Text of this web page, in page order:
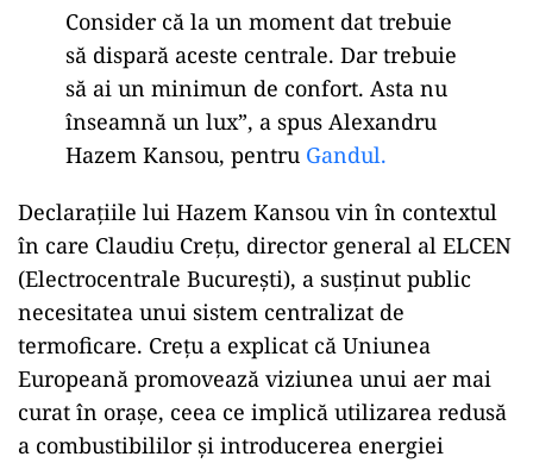
Consider că la un moment dat trebuie
să dispară aceste centrale. Dar trebuie
să ai un minimun de confort. Asta nu
înseamnă un lux”, a spus Alexandru
Hazem Kansou, pentru Gandul.
Declarațiile lui Hazem Kansou vin în contextul
în care Claudiu Crețu, director general al ELCEN
(Electrocentrale București), a susținut public
necesitatea unui sistem centralizat de
termoficare. Crețu a explicat că Uniunea
Europeană promovează viziunea unui aer mai
curat în orașe, ceea ce implică utilizarea redusă
a combustibililor și introducerea energiei